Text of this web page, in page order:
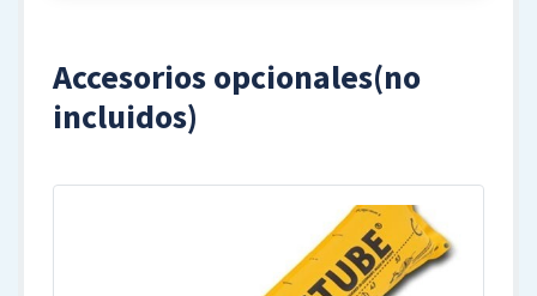
Accesorios opcionales(no
incluidos)